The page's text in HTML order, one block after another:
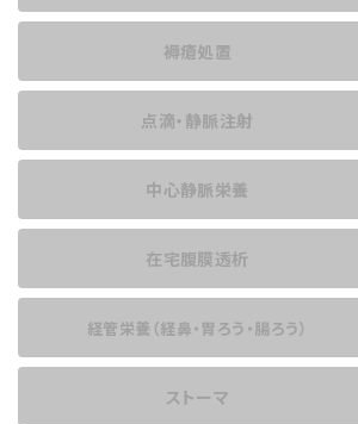
褥瘡処置
点滴・静脈注射
中心静脈栄養
在宅腹膜透析
経管栄養 （経鼻・胃ろう・腸ろう）
ストーマ